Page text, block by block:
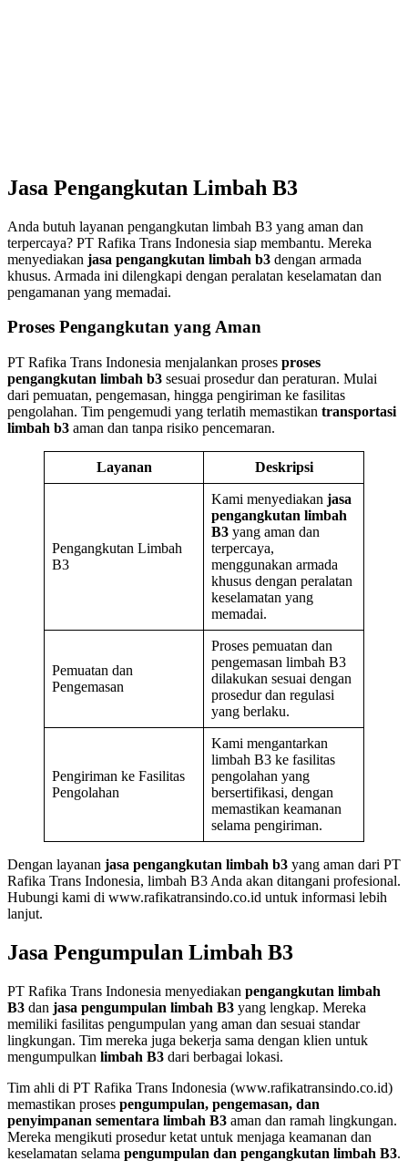
Jasa Pengangkutan Limbah B3
Anda butuh layanan pengangkutan limbah B3 yang aman dan
terpercaya? PT Rafika Trans Indonesia siap membantu. Mereka
menyediakan jasa pengangkutan limbah b3 dengan armada
khusus. Armada ini dilengkapi dengan peralatan keselamatan dan
pengamanan yang memadai.
Proses Pengangkutan yang Aman
PT Rafika Trans Indonesia menjalankan proses proses
pengangkutan limbah b3 sesuai prosedur dan peraturan. Mulai
dari pemuatan, pengemasan, hingga pengiriman ke fasilitas
pengolahan. Tim pengemudi yang terlatih memastikan transportasi
limbah b3 aman dan tanpa risiko pencemaran.
Layanan Deskripsi
Pengangkutan Limbah
B3
Kami menyediakan jasa
pengangkutan limbah
B3 yang aman dan
terpercaya,
menggunakan armada
khusus dengan peralatan
keselamatan yang
memadai.
Pemuatan dan
Pengemasan
Proses pemuatan dan
pengemasan limbah B3
dilakukan sesuai dengan
prosedur dan regulasi
yang berlaku.
Pengiriman ke Fasilitas
Pengolahan
Kami mengantarkan
limbah B3 ke fasilitas
pengolahan yang
bersertifikasi, dengan
memastikan keamanan
selama pengiriman.
Dengan layanan jasa pengangkutan limbah b3 yang aman dari PT
Rafika Trans Indonesia, limbah B3 Anda akan ditangani profesional.
Hubungi kami di www.rafikatransindo.co.id untuk informasi lebih
lanjut.
Jasa Pengumpulan Limbah B3
PT Rafika Trans Indonesia menyediakan pengangkutan limbah
B3 dan jasa pengumpulan limbah B3 yang lengkap. Mereka
memiliki fasilitas pengumpulan yang aman dan sesuai standar
lingkungan. Tim mereka juga bekerja sama dengan klien untuk
mengumpulkan limbah B3 dari berbagai lokasi.
Tim ahli di PT Rafika Trans Indonesia (www.rafikatransindo.co.id)
memastikan proses pengumpulan, pengemasan, dan
penyimpanan sementara limbah B3 aman dan ramah lingkungan.
Mereka mengikuti prosedur ketat untuk menjaga keamanan dan
keselamatan selama pengumpulan dan pengangkutan limbah B3.